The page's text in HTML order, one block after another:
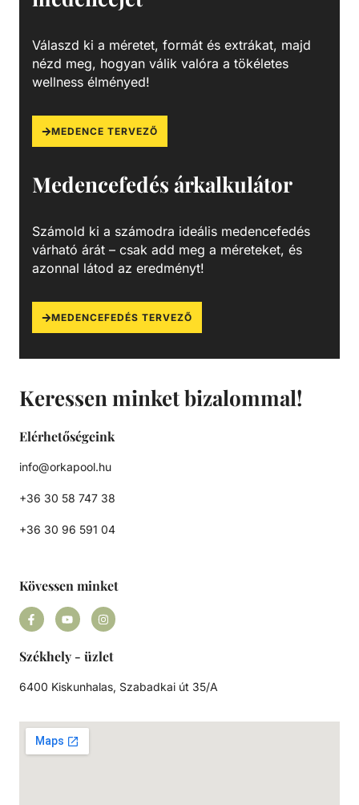
lehetnek. A szűrőtartály a vízforgató készülék segítségével
az egészen finom szennyeződéseket is kiszűrhetik a
vízből, amelyek így fennakadnak a szűrőközegen.
Keressen minket bizalommal!
Elérhetőségeink
info@orkapool.hu
+36 30 58 747 38
+36 30 96 591 04
Kövessen minket
Székhely - üzlet
6400 Kiskunhalas, Szabadkai út 35/A
Válaszd ki a méretet, formát és extrákat, majd
nézd meg, hogyan válik valóra a tökéletes
wellness élményed!
MEDENCE TERVEZŐ
Medencefedés árkalkulátor
Számold ki a számodra ideális medencefedés
várható árát – csak add meg a méreteket, és
azonnal látod az eredményt!
MEDENCEFEDÉS TERVEZŐ